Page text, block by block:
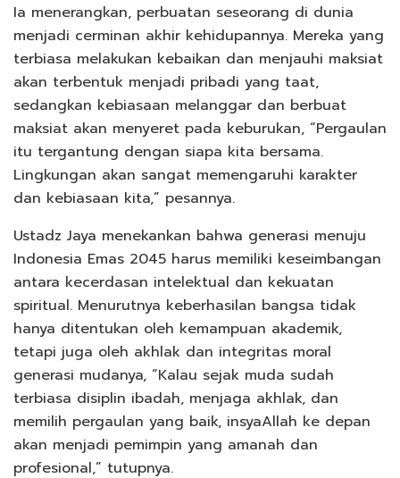
Ia menerangkan, perbuatan seseorang di dunia
menjadi cerminan akhir kehidupannya. Mereka yang
terbiasa melakukan kebaikan dan menjauhi maksiat
akan terbentuk menjadi pribadi yang taat,
sedangkan kebiasaan melanggar dan berbuat
maksiat akan menyeret pada keburukan, “Pergaulan
itu tergantung dengan siapa kita bersama.
Lingkungan akan sangat memengaruhi karakter
dan kebiasaan kita,” pesannya.
Ustadz Jaya menekankan bahwa generasi menuju
Indonesia Emas 2045 harus memiliki keseimbangan
antara kecerdasan intelektual dan kekuatan
spiritual. Menurutnya keberhasilan bangsa tidak
hanya ditentukan oleh kemampuan akademik,
tetapi juga oleh akhlak dan integritas moral
generasi mudanya, “Kalau sejak muda sudah
terbiasa disiplin ibadah, menjaga akhlak, dan
memilih pergaulan yang baik, insyaAllah ke depan
akan menjadi pemimpin yang amanah dan
profesional,” tutupnya.